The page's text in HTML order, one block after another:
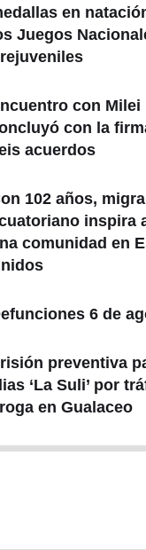
en
Juegos
con Milei
con la
acuerdos
102 años,
inspira
comunidad en
6 de
preventiva
‘La Suli’ por
en Gualaceo